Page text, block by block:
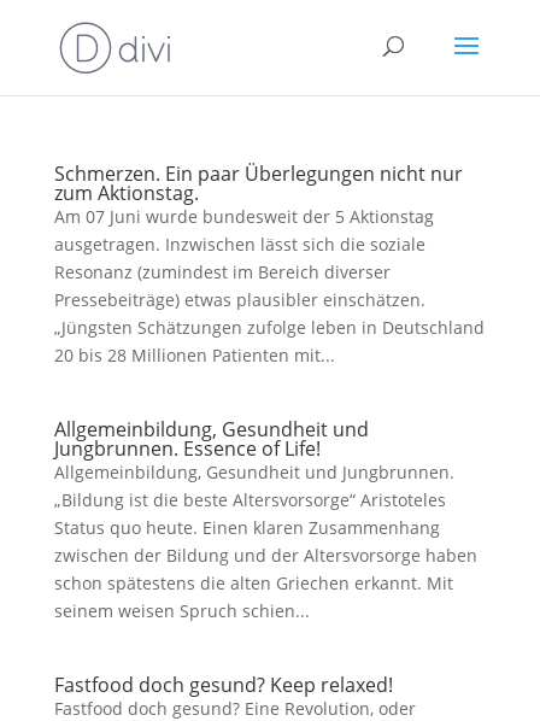
Schmerzen. Ein paar Überlegungen nicht nur
zum Aktionstag.
Am 07 Juni wurde bundesweit der 5 Aktionstag
ausgetragen. Inzwischen lässt sich die soziale
Resonanz (zumindest im Bereich diverser
Pressebeiträge) etwas plausibler einschätzen.
„Jüngsten Schätzungen zufolge leben in Deutschland
20 bis 28 Millionen Patienten mit...
Allgemeinbildung, Gesundheit und
Jungbrunnen. Essence of Life!
Allgemeinbildung, Gesundheit und Jungbrunnen.
„Bildung ist die beste Altersvorsorge“ Aristoteles
Status quo heute. Einen klaren Zusammenhang
zwischen der Bildung und der Altersvorsorge haben
schon spätestens die alten Griechen erkannt. Mit
seinem weisen Spruch schien...
Fastfood doch gesund? Keep relaxed!
Fastfood doch gesund? Eine Revolution, oder